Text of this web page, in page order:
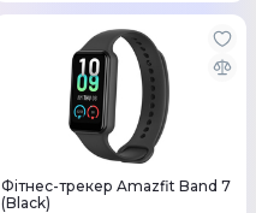
Фітнес-трекер Amazfit Band 7
(Black)